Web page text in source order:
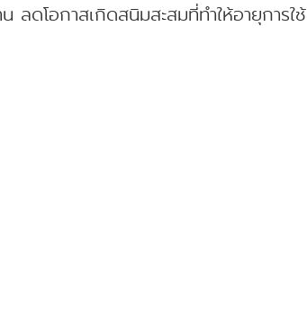
ดโอกาสเกิดสนิมสะสมที่ทำให้อายุการใช้